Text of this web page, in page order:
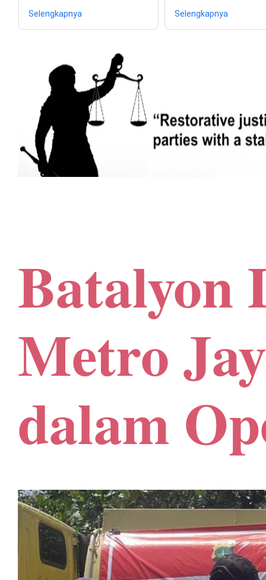
Selengkapnya Selengkapnya
Batalyon
Metro
dalam